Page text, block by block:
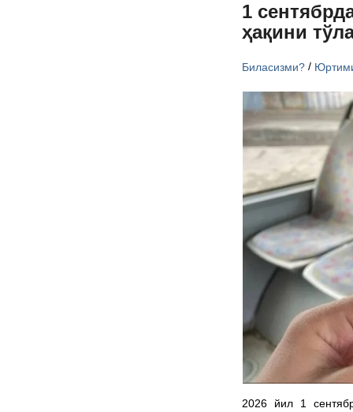
1
ҳақини
Биласизми? /
2026 йил 1